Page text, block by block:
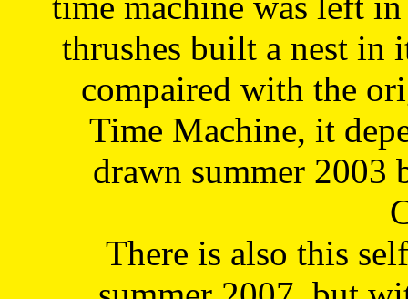
thrushes built a nest in
compaired with the
Time Machine, it
drawn summer 2003
There is also this